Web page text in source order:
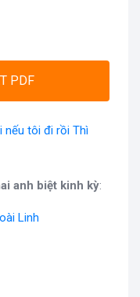
PDF
nếu tôi đi rồi Thì
anh biệt kinh kỳ:
Linh